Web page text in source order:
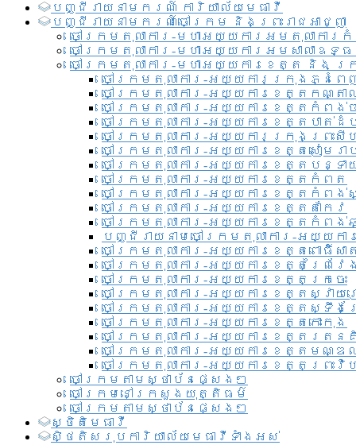
បញ្ជី​រាយ​នាមករណ៍ ការិយាល័យ​មេធាវី​
បញ្ជី​រាយ​នាមករណ៍​ចៅក្រម និងព្រះរាជអាជ្ញា
ចៅក្រមតុលាការ-មហាអយ្យការអមតុលាការ
ចៅក្រមតុលាការ-មហាអយ្យការអមសាលាឧទ្
ចៅក្រមតុលាការ-មហាអយ្យការខេត្ត និង ក្
ចៅក្រមតុលាការ-អយ្យការក្រុងភ្នំពេ
ចៅក្រមតុលាការ-អយ្យការខេត្តកណ្តា
ចៅក្រមតុលាការ-អយ្យការខេត្តកំពង់ច
ចៅក្រមតុលាការ-អយ្យការខេត្តបាត់ដំ
ចៅក្រមតុលាការ-អយ្យការ​ក្រុងព្រះសី
ចៅក្រមតុលាការ-អយ្យការខេត្តសៀមរា
ចៅក្រមតុលាការ-អយ្យការខេត្តបន្ទា
ចៅក្រមតុលាការ-អយ្យការខេត្តកំពត
ចៅក្រមតុលាការ-អយ្យការខេត្តកំពង់
ចៅក្រមតុលាការ-អយ្យការខេត្តតាកែវ
ចៅក្រមតុលាការ-អយ្យការខេត្តកំពង់
បញ្ជីរាយនាមចៅក្រមតុលាការ-អយ្យក
ចៅក្រមតុលាការ-អយ្យការខេត្តពោធិ៍សា
ចៅក្រមតុលាការ-អយ្យការខេត្តព្រៃវែ
ចៅក្រមតុលាការ-អយ្យការខេត្តក្រចេះ
ចៅក្រមតុលាការ-អយ្យការខេត្តស្វាយ
ចៅក្រមតុលាការ-អយ្យការខេត្តស្ទឹង
ចៅក្រមតុលាការ-អយ្យការខេត្តកោះកុង
ចៅក្រមតុលាការ-អយ្យការខេត្តរតន
ចៅក្រមតុលាការ-អយ្យការខេត្តមណ្
ចៅក្រមតុលាការ-អយ្យការខេត្តព្រះវិហ
ចៅក្រមតាមស្ថាប័នផ្សេងៗ
ចៅក្រមនៅក្រសួងយុត្តិធម៌
ចៅក្រមតាមស្ថាប័នផ្សេងៗ
ស្ថិតិមេធាវី
សិ្ថតិសរុបការិយាល័យមេធាវីទាំងអស់​